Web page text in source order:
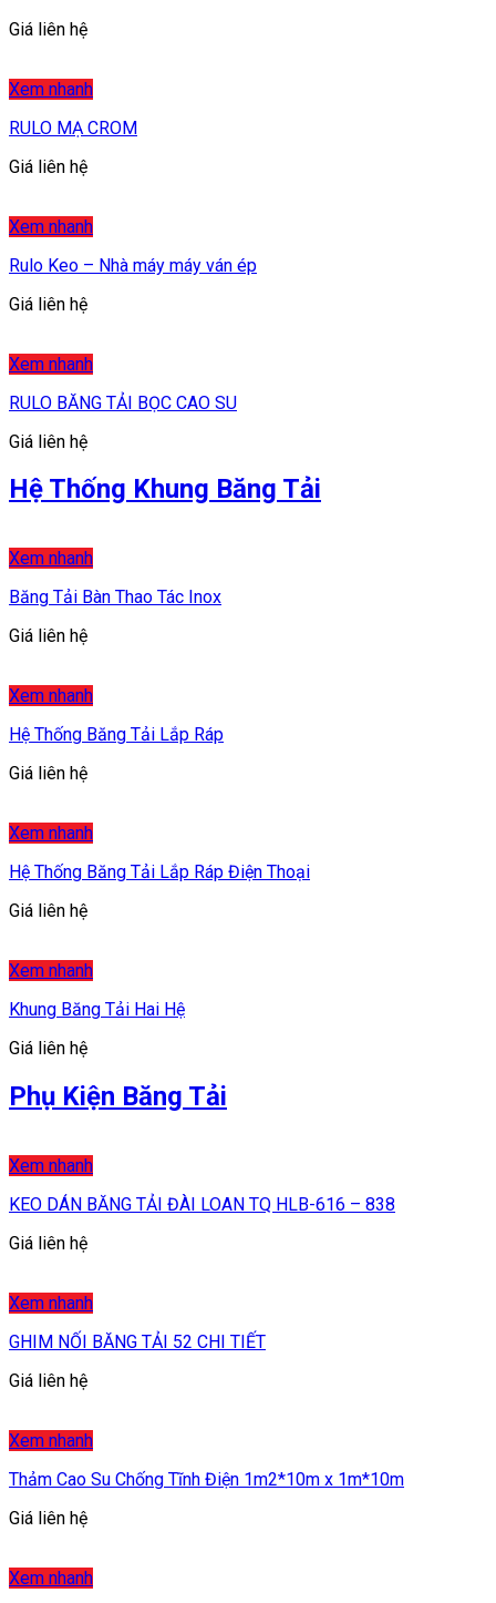
Giá liên hệ
Xem nhanh
RULO MẠ CROM
Giá liên hệ
Xem nhanh
Rulo Keo – Nhà máy máy ván ép
Giá liên hệ
Xem nhanh
RULO BĂNG TẢI BỌC CAO SU
Giá liên hệ
Hệ Thống Khung Băng Tải
Xem nhanh
Băng Tải Bàn Thao Tác Inox
Giá liên hệ
Xem nhanh
Hệ Thống Băng Tải Lắp Ráp
Giá liên hệ
Xem nhanh
Hệ Thống Băng Tải Lắp Ráp Điện Thoại
Giá liên hệ
Xem nhanh
Khung Băng Tải Hai Hệ
Giá liên hệ
Phụ Kiện Băng Tải
Xem nhanh
KEO DÁN BĂNG TẢI ĐÀI LOAN TQ HLB-616 – 838
Giá liên hệ
Xem nhanh
GHIM NỐI BĂNG TẢI 52 CHI TIẾT
Giá liên hệ
Xem nhanh
Thảm Cao Su Chống Tĩnh Điện 1m2*10m x 1m*10m
Giá liên hệ
Xem nhanh